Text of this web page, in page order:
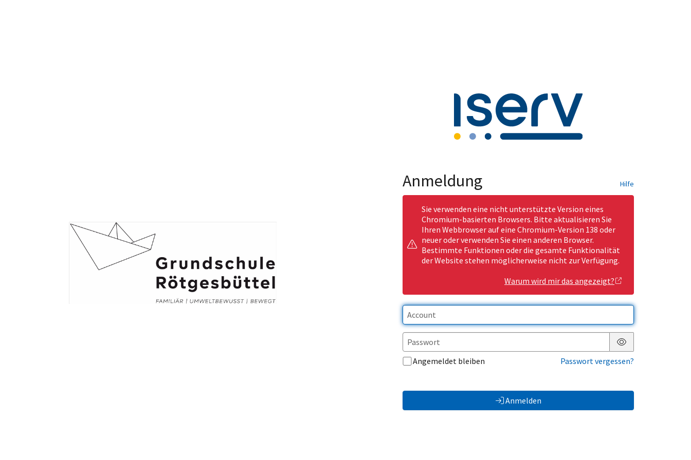
Anmeldung Hilfe
Sie verwenden eine nicht unterstützte Version eines
Chromium-basierten Browsers. Bitte aktualisieren Sie
Ihren Webbrowser auf eine Chromium-Version 138 oder
neuer oder verwenden Sie einen anderen Browser.
Bestimmte Funktionen oder die gesamte Funktionalität
der Website stehen möglicherweise nicht zur Verfügung.
Warum wird mir das angezeigt?
Passwort anzeigen
Angemeldet bleiben
Passwort vergessen?
Anmelden